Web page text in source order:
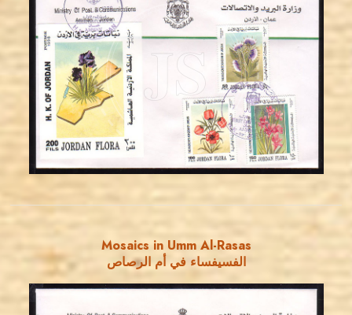
JS
JORDANSTAMPS.COM
EST. 2007
Mosaics in Umm Al-Rasas
الفسيفساء في أم الرصاص